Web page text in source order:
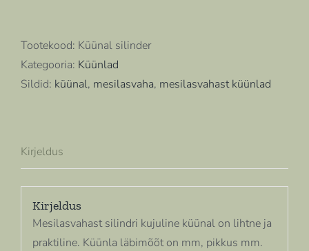
silinder
kogus
Tootekood: Küünal silinder
Kategooria: Küünlad
Sildid: küünal, mesilasvaha, mesilasvahast küünlad
Kirjeldus
Kirjeldus
Mesilasvahast silindri kujuline küünal on lihtne ja
praktiline. Küünla läbimõõt on mm, pikkus mm.